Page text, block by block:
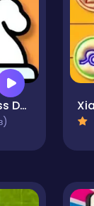
Classic Chess Duel